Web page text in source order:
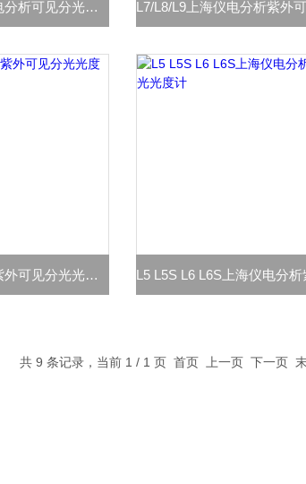
N2/N2S/N3/N4/N5仪电分析可见分光光度计
L3 L3S上海仪电分析紫外可见分光光度计
共 9 条记录，当前 1 / 1 页 首页 上一页 下一页